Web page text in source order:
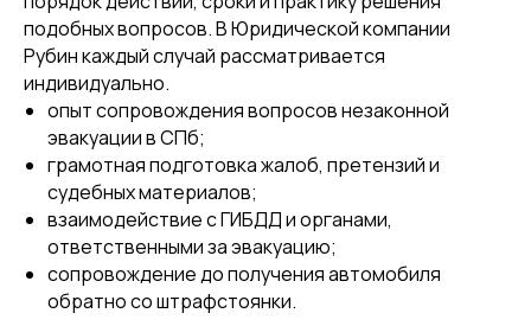
подобных вопросов. В Юридической компании
Рубин каждый случай рассматривается
индивидуально.
опыт сопровождения вопросов незаконной
эвакуации в СПб;
грамотная подготовка жалоб, претензий и
судебных материалов;
взаимодействие с ГИБДД и органами,
ответственными за эвакуацию;
сопровождение до получения автомобиля
обратно со штрафстоянки.